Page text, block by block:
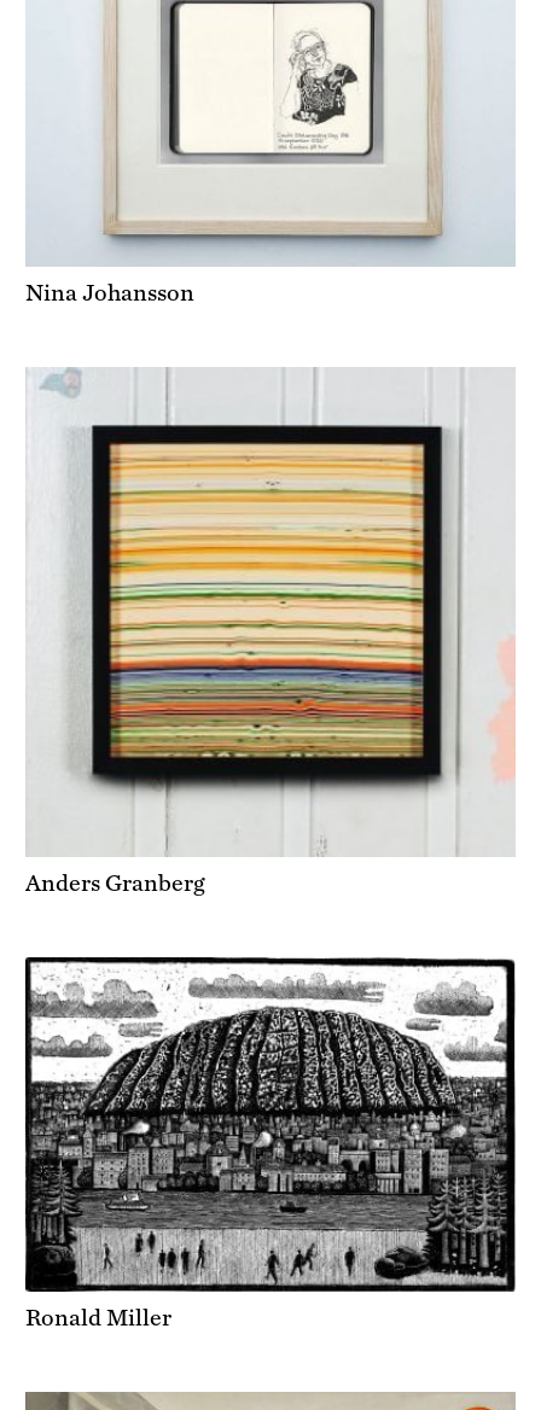
Nina Johansson
Anders Granberg
Ronald Miller